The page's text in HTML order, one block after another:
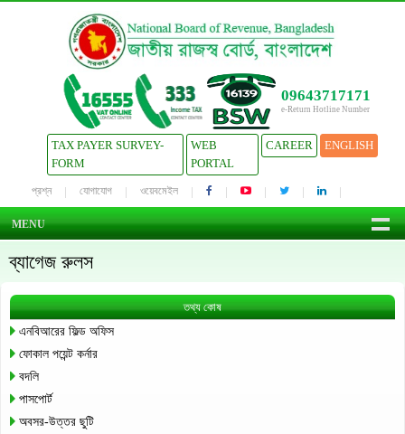
09643717171
e-Return Hotline Number
TAX PAYER SURVEY-
FORM
WEB
PORTAL
CAREER ENGLISH
প্রশ্ন যোগাযোগ ওয়েবমেইল
MENU
ব্যাগেজ রুলস
তথ্য কোষ
এনবিআরের ফিল্ড অফিস
ফোকাল পয়েন্ট কর্নার
বদলি
পাসপোর্ট
অবসর-উত্তর ছুটি